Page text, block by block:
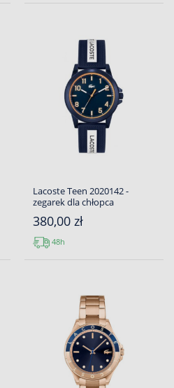
Lacoste Teen 2020142 -
zegarek dla chłopca
380,00 zł
48h